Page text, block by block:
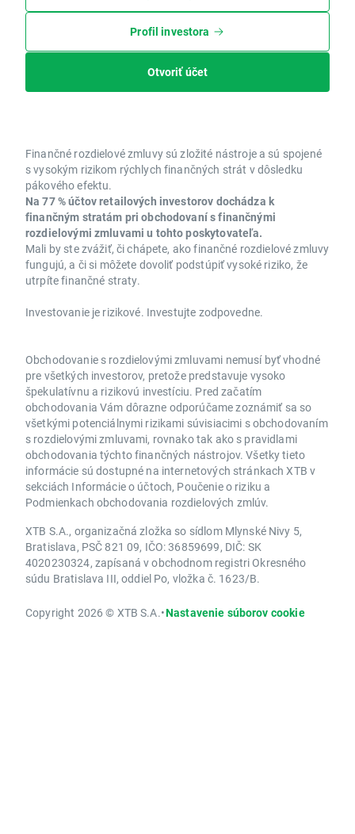
Profil investora
Otvoriť účet
Finančné rozdielové zmluvy sú zložité nástroje a sú spojené
s vysokým rizikom rýchlych finančných strát v dôsledku
pákového efektu.
Na 77 % účtov retailových investorov dochádza k
finančným stratám pri obchodovaní s finančnými
rozdielovými zmluvami u tohto poskytovateľa.
Mali by ste zvážiť, či chápete, ako finančné rozdielové zmluvy
fungujú, a či si môžete dovoliť podstúpiť vysoké riziko, že
utrpíte finančné straty.
Investovanie je rizikové. Investujte zodpovedne.
Obchodovanie s rozdielovými zmluvami nemusí byť vhodné
pre všetkých investorov, pretože predstavuje vysoko
špekulatívnu a rizikovú investíciu. Pred začatím
obchodovania Vám dôrazne odporúčame zoznámiť sa so
všetkými potenciálnymi rizikami súvisiacimi s obchodovaním
s rozdielovými zmluvami, rovnako tak ako s pravidlami
obchodovania týchto finančných nástrojov. Všetky tieto
informácie sú dostupné na internetových stránkach XTB v
sekciách Informácie o účtoch, Poučenie o riziku a
Podmienkach obchodovania rozdielových zmlúv.
XTB S.A., organizačná zložka so sídlom Mlynské Nivy 5,
Bratislava, PSČ 821 09, IČO: 36859699, DIČ: SK
4020230324, zapísaná v obchodnom registri Okresného
súdu Bratislava III, oddiel Po, vložka č. 1623/B.
Copyright 2026 © XTB S.A.•Nastavenie súborov cookie